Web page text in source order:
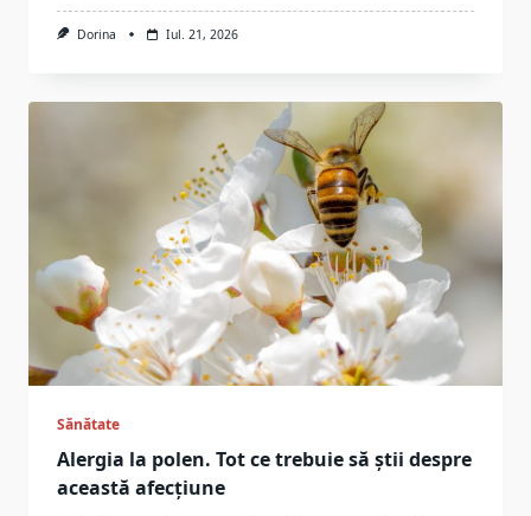
Dorina Iul. 21, 2026
Sănătate
Alergia la polen. Tot ce trebuie să știi despre
această afecțiune